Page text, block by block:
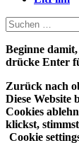
Suchen
nach:
Beginne
drücke Enter
Zurück nach
Diese Website
Cookies
klickst,
Cookie